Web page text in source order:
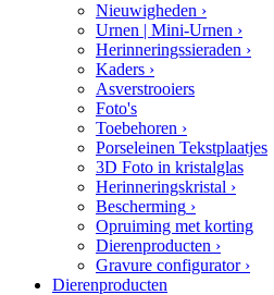
Nieuwigheden ›
Urnen | Mini-Urnen ›
Herinneringssieraden ›
Kaders ›
Asverstrooiers
Foto's
Toebehoren ›
Porseleinen Tekstplaatjes
3D Foto in kristalglas
Herinneringskristal ›
Bescherming ›
Opruiming met korting
Dierenproducten ›
Gravure configurator ›
Dierenproducten